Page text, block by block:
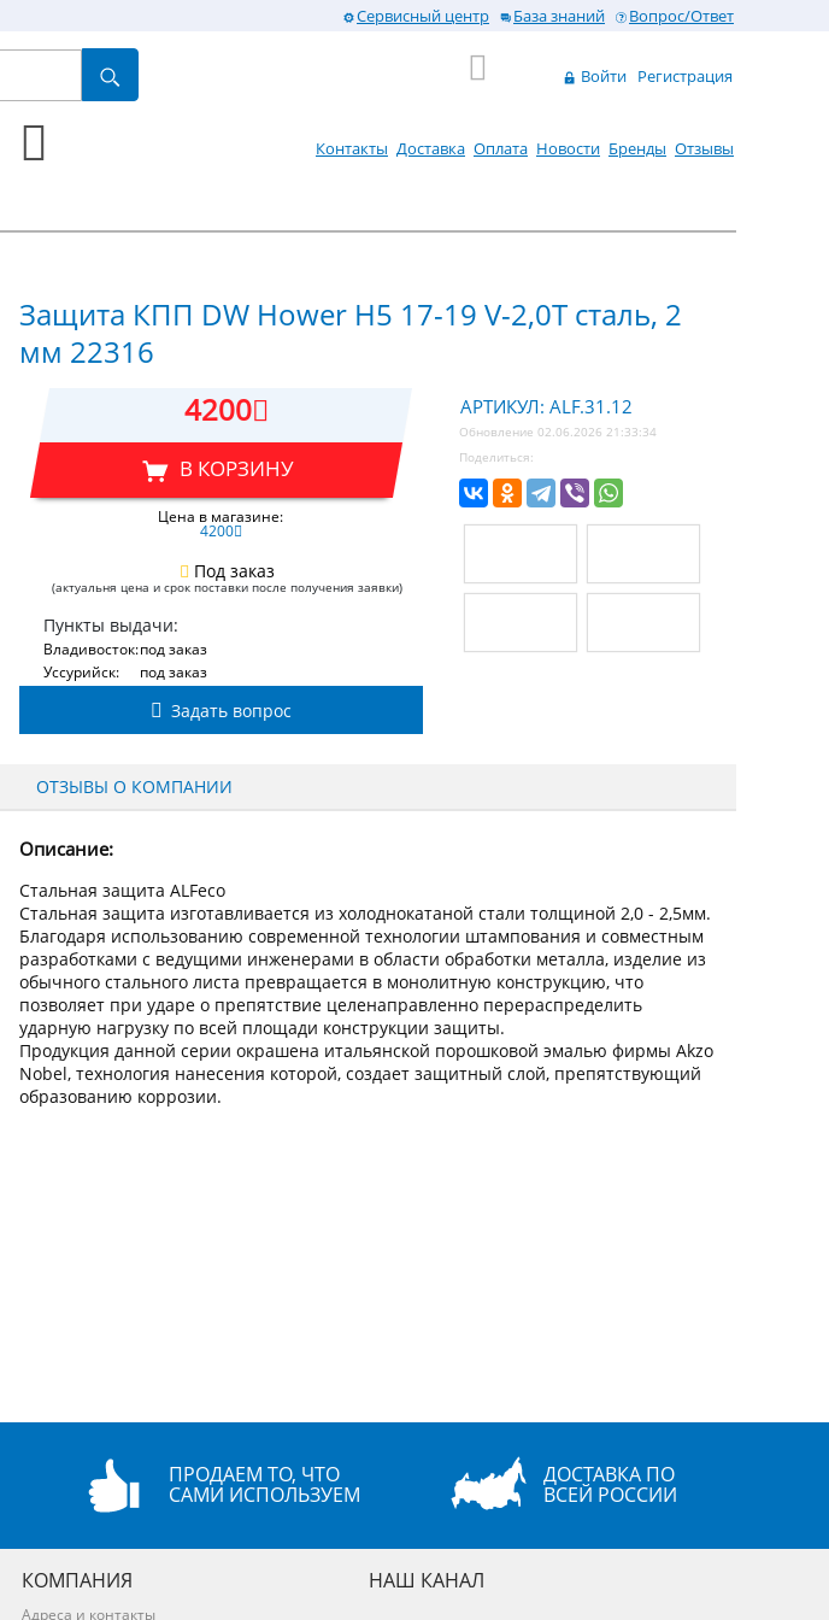
Сервисный центр База знаний Вопрос/Ответ
Войти Регистрация
Контакты Доставка Оплата Новости Бренды Отзывы
Защита КПП DW Hower H5 17-19 V-2,0T сталь, 2
мм 22316
4200
В КОРЗИНУ
Цена в магазине:
4200
Под заказ
(актуальня цена и срок поставки после получения заявки)
Пункты выдачи:
Владивосток:под заказ
Уссурийск:
под заказ
Задать вопрос
АРТИКУЛ: ALF.31.12
Обновление 02.06.2026 21:33:34
Поделиться:
ОТЗЫВЫ О КОМПАНИИ
Описание:
Стальная защита ALFeco
Стальная защита изготавливается из холоднокатаной стали толщиной 2,0 - 2,5мм.
Благодаря использованию современной технологии штампования и совместным
разработками с ведущими инженерами в области обработки металла, изделие из
обычного стального листа превращается в монолитную конструкцию, что
позволяет при ударе о препятствие целенаправленно перераспределить
ударную нагрузку по всей площади конструкции защиты.
Продукция данной серии окрашена итальянской порошковой эмалью фирмы Akzo
Nobel, технология нанесения которой, создает защитный слой, препятствующий
образованию коррозии.
ПРОДАЕМ ТО, ЧТО
САМИ ИСПОЛЬЗУЕМ
ДОСТАВКА ПО
ВСЕЙ РОССИИ
КОМПАНИЯ
Адреса и контакты
НАШ КАНАЛ